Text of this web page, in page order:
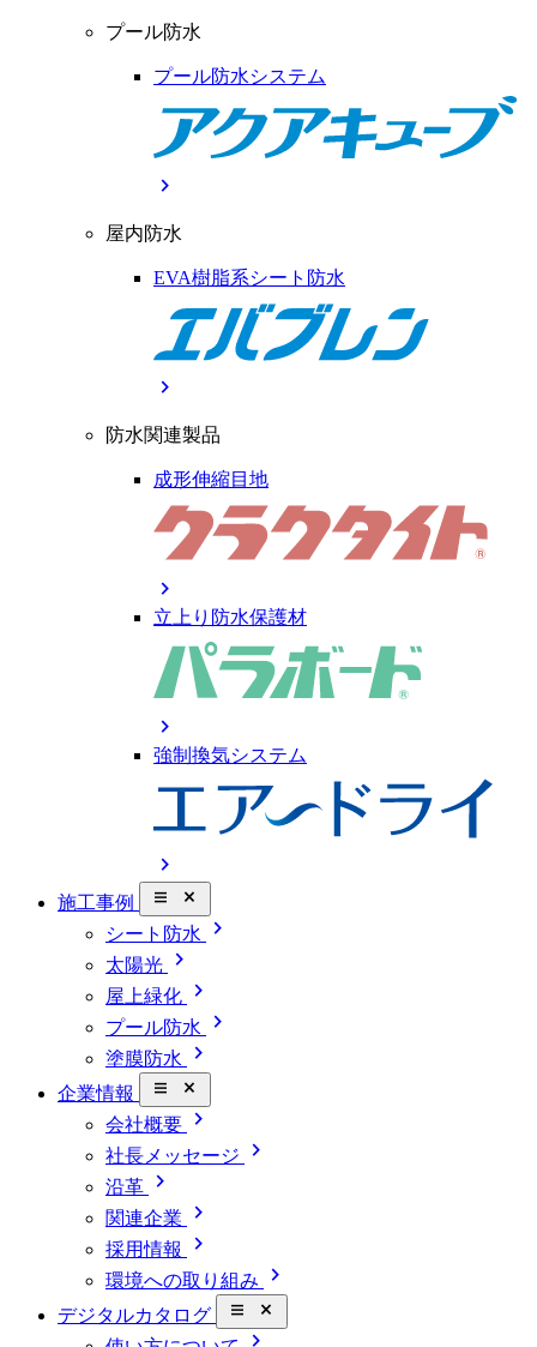
プール防水
プール防水システム
chevron_right
屋内防水
EVA樹脂系シート防水
chevron_right
防水関連製品
成形伸縮目地
chevron_right
立上り防水保護材
chevron_right
強制換気システム
chevron_right
施工事例 close_small
シート防水 chevron_right
太陽光 chevron_right
屋上緑化 chevron_right
プール防水 chevron_right
塗膜防水 chevron_right
企業情報 close_small
会社概要 chevron_right
社長メッセージ chevron_right
沿革 chevron_right
関連企業 chevron_right
採用情報 chevron_right
環境への取り組み chevron_right
デジタルカタログ close_small
chevron_right